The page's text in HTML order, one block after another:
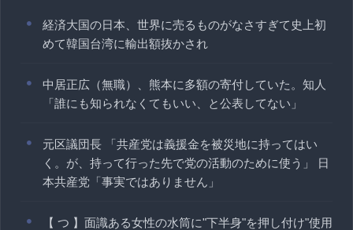
経済大国の日本、世界に売るものがなさすぎて史上初
めて韓国台湾に輸出額抜かされ
中居正広（無職）、熊本に多額の寄付していた。知人
「誰にも知られなくてもいい、と公表してない」
元区議団長 「共産党は義援金を被災地に持ってはい
く。が、持って行った先で党の活動のために使う」 日
本共産党「事実ではありません」
【 つ 】面識ある女性の水筒に"下半身"を押し付け"使用